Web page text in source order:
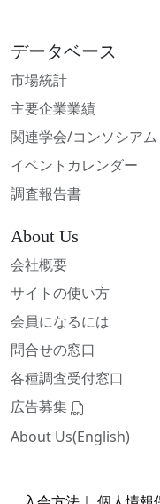
データベース
市場統計
主要企業業績
関連学会/コンソシアム
イベントカレンダー
調査報告書
About Us
会社概要
サイトの使い方
会員になるには
問合せの窓口
各種調査受付窓口
広告募集
About Us(English)